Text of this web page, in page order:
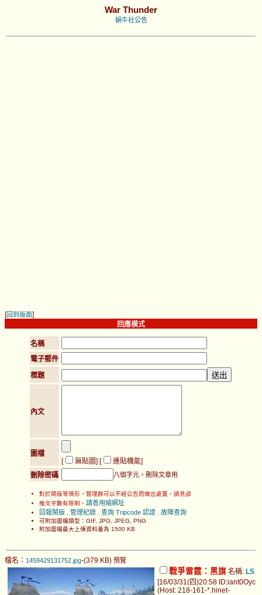
War Thunder
蝸牛社公告
[回到版面]
回應模式
名稱
電子郵件
標題
內文
圖檔
[
無貼圖] [ 連貼機能]
刪除密碼
八個字元，刪除文章用
對於鬧版等情形，管理群可以不經公告而做出處置，請見諒
推文字數有限制， 請善用縮網址
回報鬧版
管理紀錄 查詢 Tripcode 認證 故障查詢
可附加圖檔類型：GIF, JPG, JPEG, PNG
附加圖檔最大上傳資料量為 1500 KB
檔名： 1459429131752.jpg-(379 KB) 預覽
戰爭雷霆：黑旗 名稱: LS
[16/03/31(四)20:58 ID:iant0Oyc
(Host: 218-161-*.hinet-